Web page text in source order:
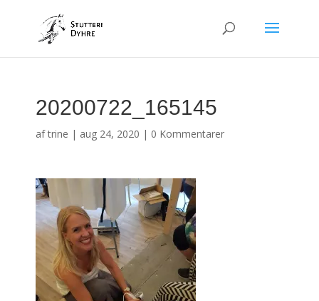
20200722_165145
aftrine | aug 24, 2020 | 0 Kommentarer